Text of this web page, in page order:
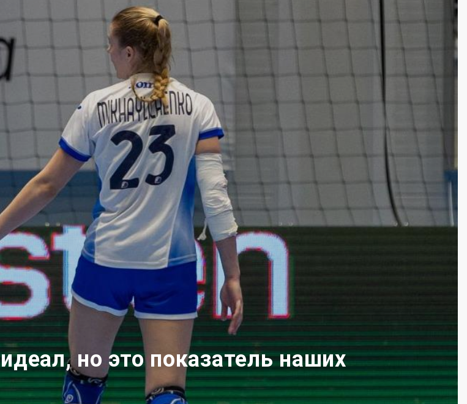
но это показатель наших